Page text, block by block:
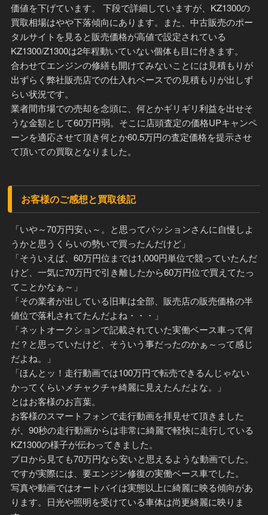
価値を下げています。 下段で詳細していますが、KZ1300の
買取相場はやや下落傾向にあります。また、中古販売のポー
タルサイトを見ると販売価格が高値で設定されている
KZ1300/Z1300は2年程動いていない個体も目に付きます。
合わせてエンジンの修繕も開けてみないことには見積もりが
出ずらく弊社販売店での仕入れベースでの見積もりが出しず
らい状況です。
業者間市場での売却を念頭に、何とかギリギリ利益を出せそ
うな金額として60万円弱。そこに店頭査定の価格UPキャンペ
ーンを適応させて頂き何とか60.5万円の査定価格を提示させ
て頂いての買取となりました。
お客様のご感想と買取後記
「いや～70万円安ぃ～。と思ってパッションさんに自慢しよ
うかと思うくらいの勢いで買ったんだけど」
「そういえば、60万円位までは1,000円単位で競っていたんだ
けど、一気に70万円で引き離したから60万円位で買えてたっ
てことかなぁ～」
「その業者が出している旧車は全部、販売店の販売価格の半
値位で落札されてたんだよね・・・」
「ネットオークションで記載されていた実働ベース車って何
だ？と思っていたけど、そういう事だったのかぁ～って感じ
だよね。」
「ほんとッ！走行動画では100万円で転売できるんじゃない
かってくらいメチャクチャ綺麗に見えたんだよな。」
とはお客様のお言葉。
お客様のスマートフォンで走行動画を拝見せて頂きました
が、90秒の走行動画からは非常に綺麗で軽快に走行している
KZ1300の様子が伝わってきました。
プロから見ても70万円なら安いと思えるような動画でした。
ですが実際には、要エンジン修復の実働ベース車でした。
写真や動画ではオートバイは実態以上に綺麗に映る傾向があ
ります。日光や照明を受けている車体は尚更綺麗に映りま